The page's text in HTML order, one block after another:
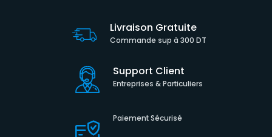
Livraison Gratuite
Commande sup à 300 DT
Support Client
Entreprises & Particuliers
Paiement Sécurisé